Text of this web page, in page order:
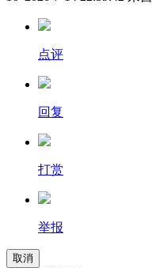
点评
回复
打赏
举报
取消